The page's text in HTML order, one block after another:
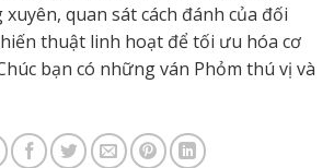
quan sát cách đánh của đối
thuật linh hoạt để tối ưu hóa cơ
bạn có những ván Phỏm thú vị và